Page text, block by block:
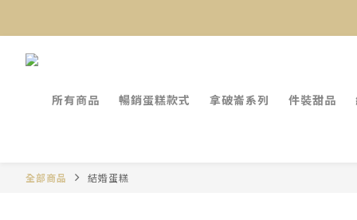
所有商品 暢銷蛋糕款式 拿破崙系列 件裝甜品
全部商品 結婚蛋糕